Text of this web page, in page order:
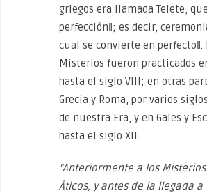
griegos era llamada Telete,
perfección‖; es decir,
cual se convierte en perfecto‖.
Misterios fueron practicados
hasta el siglo VIII; en otras
Grecia y Roma, por varios
de nuestra Era, y en Gales y
hasta el siglo XII.
“Anteriormente a los
Áticos, y antes de la llegada a